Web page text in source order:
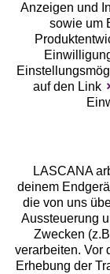
Unsere
Services
Beratung
Anzeigen und
sowie um
auf den Link
LASCANA
deinem
die von uns
Aussteuerung
Zwecken
verarbeiten. Vor
Erhebung der